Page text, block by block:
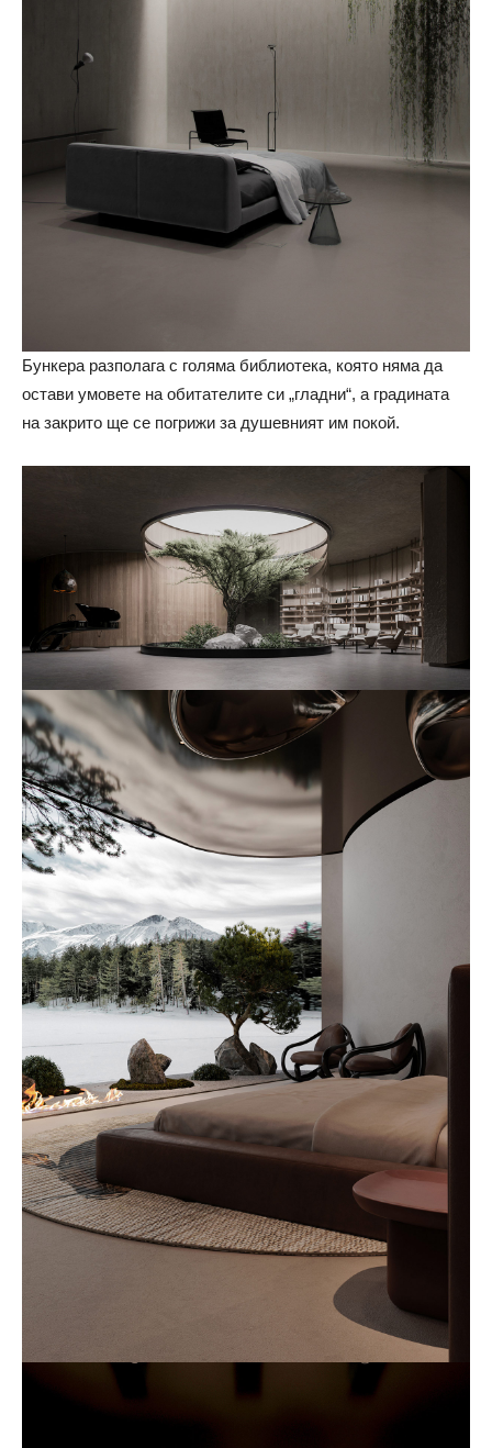
Бункера разполага с голяма библиотека, която няма да
остави умовете на обитателите си „гладни“, а градината
на закрито ще се погрижи за душевният им покой.